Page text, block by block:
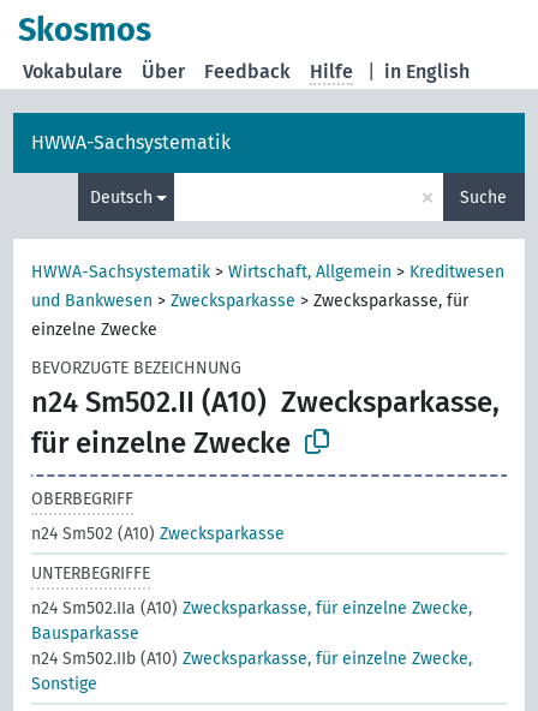
Skosmos
in English
Vokabulare Über Feedback Hilfe
HWWA-Sachsystematik
Deutsch × Suche
HWWA-Sachsystematik >Wirtschaft, Allgemein > Kreditwesen
und Bankwesen >Zwecksparkasse >Zwecksparkasse, für
einzelne Zwecke
BEVORZUGTE BEZEICHNUNG
n24 Sm502.II (A10) Zwecksparkasse,
für einzelne Zwecke
OBERBEGRIFF
n24 Sm502 (A10)Zwecksparkasse
UNTERBEGRIFFE
n24 Sm502.IIa (A10)Zwecksparkasse, für einzelne Zwecke,
Bausparkasse
n24 Sm502.IIb (A10)Zwecksparkasse, für einzelne Zwecke,
Sonstige